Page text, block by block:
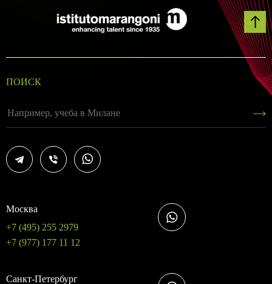
ПОИСК
Москва
+7 (495) 255 2979
+7 (977) 177 11 12
Санкт-Петербург